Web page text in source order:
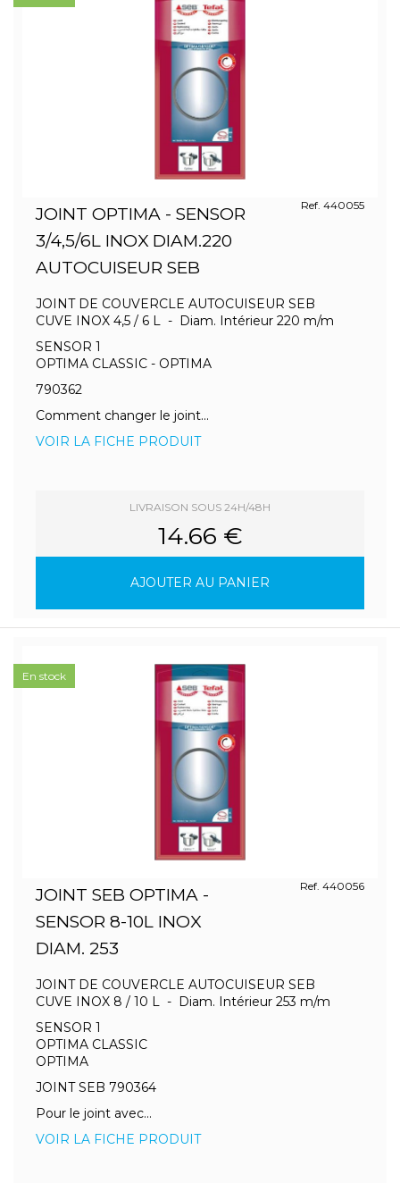
JOINT OPTIMA - SENSOR
3/4,5/6L INOX DIAM.220
AUTOCUISEUR SEB
Ref. 440055
JOINT DE COUVERCLE AUTOCUISEUR SEB
CUVE INOX 4,5 / 6 L - Diam. Intérieur 220 m/m
SENSOR 1
OPTIMA CLASSIC - OPTIMA
790362
Comment changer le joint...
VOIR LA FICHE PRODUIT
LIVRAISON SOUS 24H/48H
14.66 €
AJOUTER AU PANIER
JOINT SEB OPTIMA -
SENSOR 8-10L INOX
DIAM. 253
Ref. 440056
JOINT DE COUVERCLE AUTOCUISEUR SEB
CUVE INOX 8 / 10 L - Diam. Intérieur 253 m/m
SENSOR 1
OPTIMA CLASSIC
OPTIMA
JOINT SEB 790364
Pour le joint avec...
VOIR LA FICHE PRODUIT
En stock